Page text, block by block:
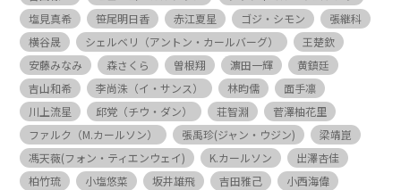
塩見真希
笹尾明日香 赤江夏星 ゴジ・シモン
張継科
横谷晟
シェルベリ（アントン・カールバーグ）
王楚欽
安藤みなみ
森さくら 曽根翔 濵田一輝
黄鎮廷
吉山和希
李尚洙（イ・サンス） 林昀儒
面手凛
川上流星
邱党（チウ・ダン） 荘智淵
菅澤柚花里
ファルク（M.カールソン）
張禹珍(ジャン・ウジン)
梁靖崑
馮天薇(フォン・ティエンウェイ)
K.カールソン
出澤杏佳
柏竹琉
小塩悠菜 坂井雄飛 吉田雅己
小西海偉